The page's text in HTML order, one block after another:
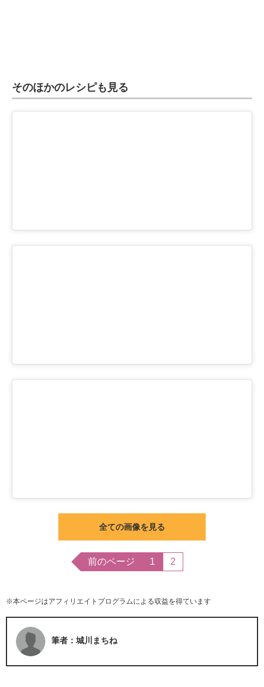
そのほかのレシピも見る
全ての画像を見る
前のページ 1 2
※本ページはアフィリエイトプログラムによる収益を得ています
筆者：城川まちね